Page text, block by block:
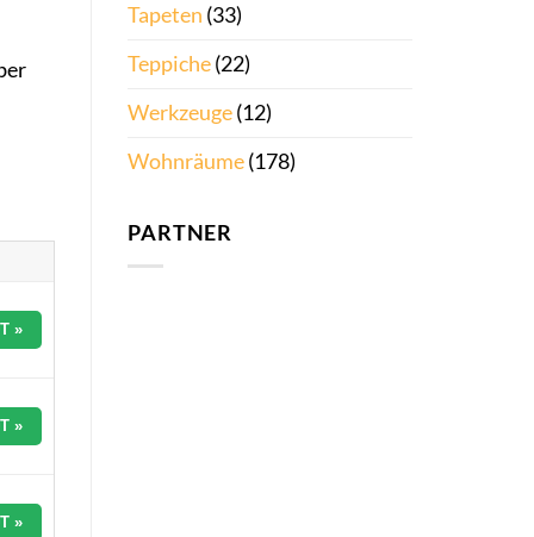
»
»
»
Tapeten (33)
Teppiche(22)
Werkzeuge(12)
Wohnräume(178)
PARTNER